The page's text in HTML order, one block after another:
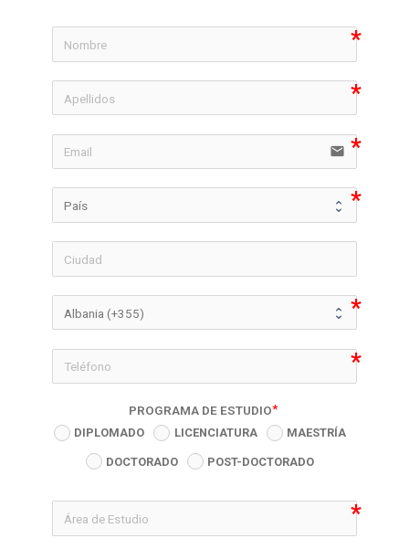
icon-
icon-
email
icon-
PROGRAMA DE ESTUDIO
DIPLOMADO LICENCIATURA MAESTRÍA
DOCTORADO POST-DOCTORADO